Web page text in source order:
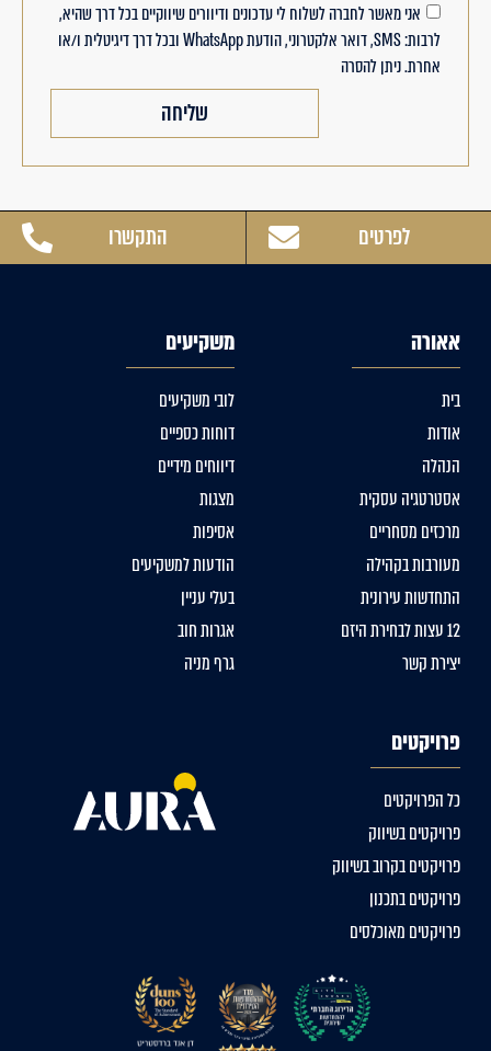
אני מאשר לחברה לשלוח לי עדכונים ודיוורים שיווקיים בכל דרך שהיא,
לרבות: SMS, דואר אלקטרוני, הודעת WhatsApp ובכל דרך דיגיטלית ו/או
אחרת. ניתן להסרה
שליחה
לפרטים התקשרו
אאורה
בית
אודות
הנהלה
אסטרטגיה עסקית
מרכזים מסחריים
מעורבות בקהילה
התחדשות עירונית
12 עצות לבחירת היזם
יצירת קשר
משקיעים
לובי משקיעים
דוחות כספיים
דיווחים מידיים
מצגות
אסיפות
הודעות למשקיעים
בעלי עניין
אגרות חוב
גרף מניה
פרויקטים
כל הפרויקטים
פרויקטים בשיווק
פרויקטים בקרוב בשיווק
פרויקטים בתכנון
פרויקטים מאוכלסים